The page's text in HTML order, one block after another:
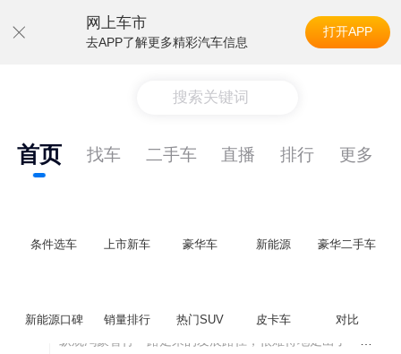
网上车市
去APP了解更多精彩汽车信息
打开APP
搜索关键词
首页 找车 二手车 直播 排行 更多
条件选车 上市新车 豪华车 新能源 豪华二手车
新能源口碑 销量排行 热门SUV 皮卡车 对比